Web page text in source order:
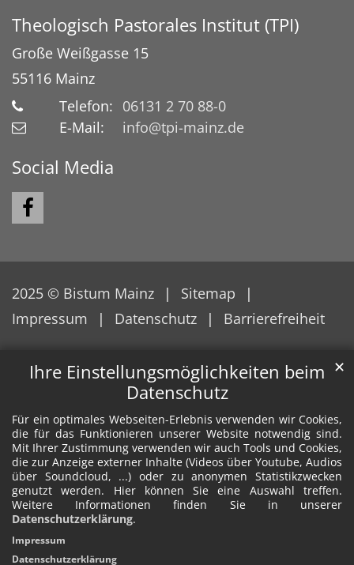
Ihre Einstellungsmöglichkeiten beim
Datenschutz
Für ein optimales Webseiten-Erlebnis verwenden wir Cookies,
die für das Funktionieren unserer Website notwendig sind.
Mit Ihrer Zustimmung verwenden wir auch Tools und Cookies,
die zur Anzeige externer Inhalte (Videos über Youtube, Audios
über Soundcloud, ...) oder zu anonymen Statistikzwecken
genutzt werden. Hier können Sie eine Auswahl treffen.
Weitere Informationen finden Sie in unserer
Datenschutzerklärung.
✕
Impressum
Datenschutzerklärung
Theologisch Pastorales Institut (TPI)
Große Weißgasse 15
55116 Mainz
Telefon: 06131 2 70 88-0
E-Mail:
info@tpi-mainz.de
Social Media
2025 © Bistum Mainz
Sitemap
Impressum
Datenschutz Barrierefreiheit